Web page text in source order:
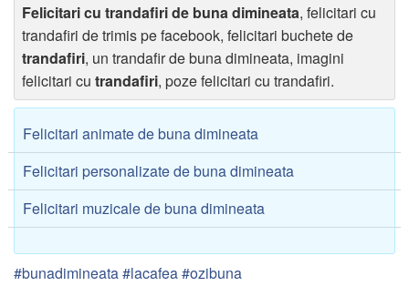
Felicitari cu trandafiri de buna dimineata, felicitari cu
trandafiri de trimis pe facebook, felicitari buchete de
trandafiri, un trandafir de buna dimineata, imagini
felicitari cu trandafiri, poze felicitari cu trandafiri.
Felicitari animate de buna dimineata
Felicitari personalizate de buna dimineata
Felicitari muzicale de buna dimineata
#bunadimineata #lacafea #ozibuna